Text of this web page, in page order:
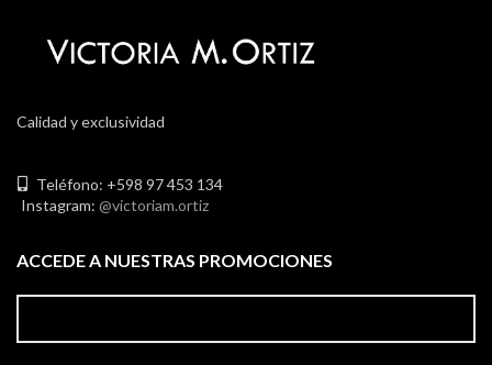
Calidad y exclusividad
Teléfono: +598 97 453 134
Instagram: @victoriam.ortiz
ACCEDE A NUESTRAS PROMOCIONES